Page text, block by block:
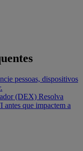
pessoas, dispositivos
(DEX) Resolva
antes que impactem a